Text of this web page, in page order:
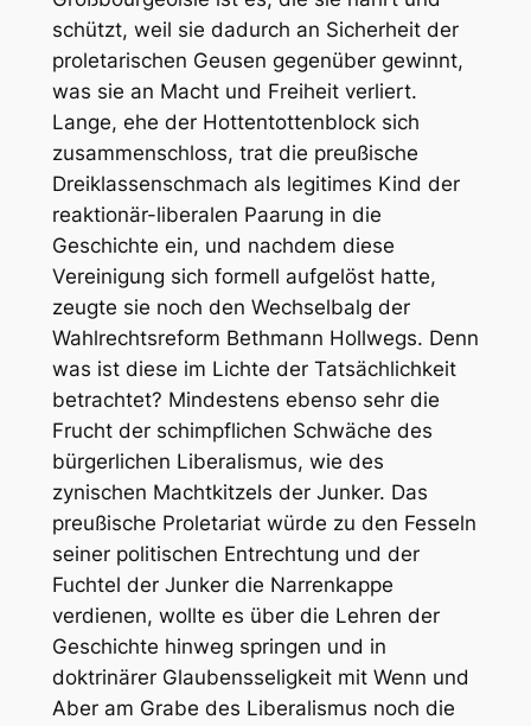
schützt, weil sie dadurch an Sicherheit der
proletarischen Geusen gegenüber gewinnt,
was sie an Macht und Freiheit verliert.
Lange, ehe der Hottentottenblock sich
zusammenschloss, trat die preußische
Dreiklassenschmach als legitimes Kind der
reaktionär-liberalen Paarung in die
Geschichte ein, und nachdem diese
Vereinigung sich formell aufgelöst hatte,
zeugte sie noch den Wechselbalg der
Wahlrechtsreform Bethmann Hollwegs. Denn
was ist diese im Lichte der Tatsächlichkeit
betrachtet? Mindestens ebenso sehr die
Frucht der schimpflichen Schwäche des
bürgerlichen Liberalismus, wie des
zynischen Machtkitzels der Junker. Das
preußische Proletariat würde zu den Fesseln
seiner politischen Entrechtung und der
Fuchtel der Junker die Narrenkappe
verdienen, wollte es über die Lehren der
Geschichte hinweg springen und in
doktrinärer Glaubensseligkeit mit Wenn und
Aber am Grabe des Liberalismus noch die